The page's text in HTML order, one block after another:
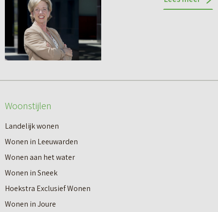
Woonstijlen
Landelijk wonen
Wonen in Leeuwarden
Wonen aan het water
Wonen in Sneek
Hoekstra Exclusief Wonen
Wonen in Joure